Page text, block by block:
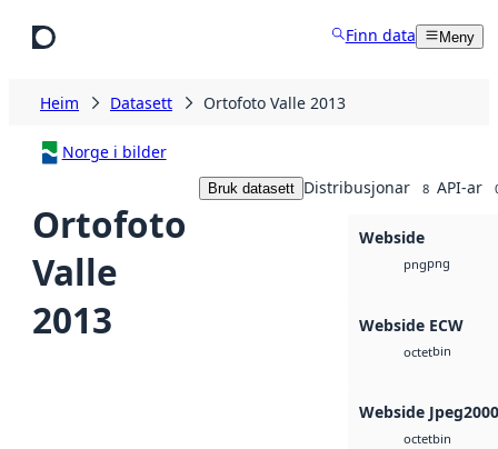
Finn data Meny
Heim Datasett Ortofoto Valle 2013
Norge i bilder
Ortofoto
Valle
2013
Bruk datasett Distribusjonar 8 API-ar
Webside
pngpng
Webside ECW
octetbin
Webside Jpeg2000
octetbin